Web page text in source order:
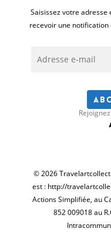
Saisissez votre
recevoir une
e-
© 2026
est : http://
Actions Simplifiée, au
852 009018 au